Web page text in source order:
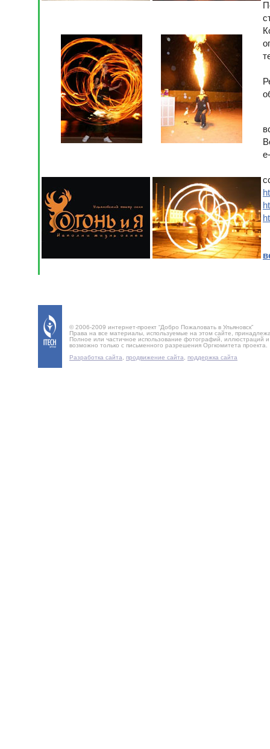
© 2006-2009 интернет-проект “Добро Пожаловать в Ульяновск”
Права на все материалы, используемые на этом сайте,
Полное или частичное использование фотографий, иллюстраций
возможно только с письменного разрешения Оргкомитета проекта.
Разработка сайта
продвижение сайта поддержка сайта